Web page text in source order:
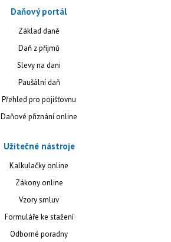
Daňový portál
Základ daně
Daň z příjmů
Slevy na dani
Paušální daň
Přehled pro pojišťovnu
Daňové přiznání online
Užitečné nástroje
Kalkulačky online
Zákony online
Vzory smluv
Formuláře ke stažení
Odborné poradny